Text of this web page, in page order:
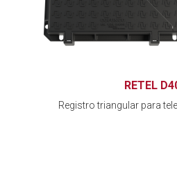
RETEL
Registro triangular para